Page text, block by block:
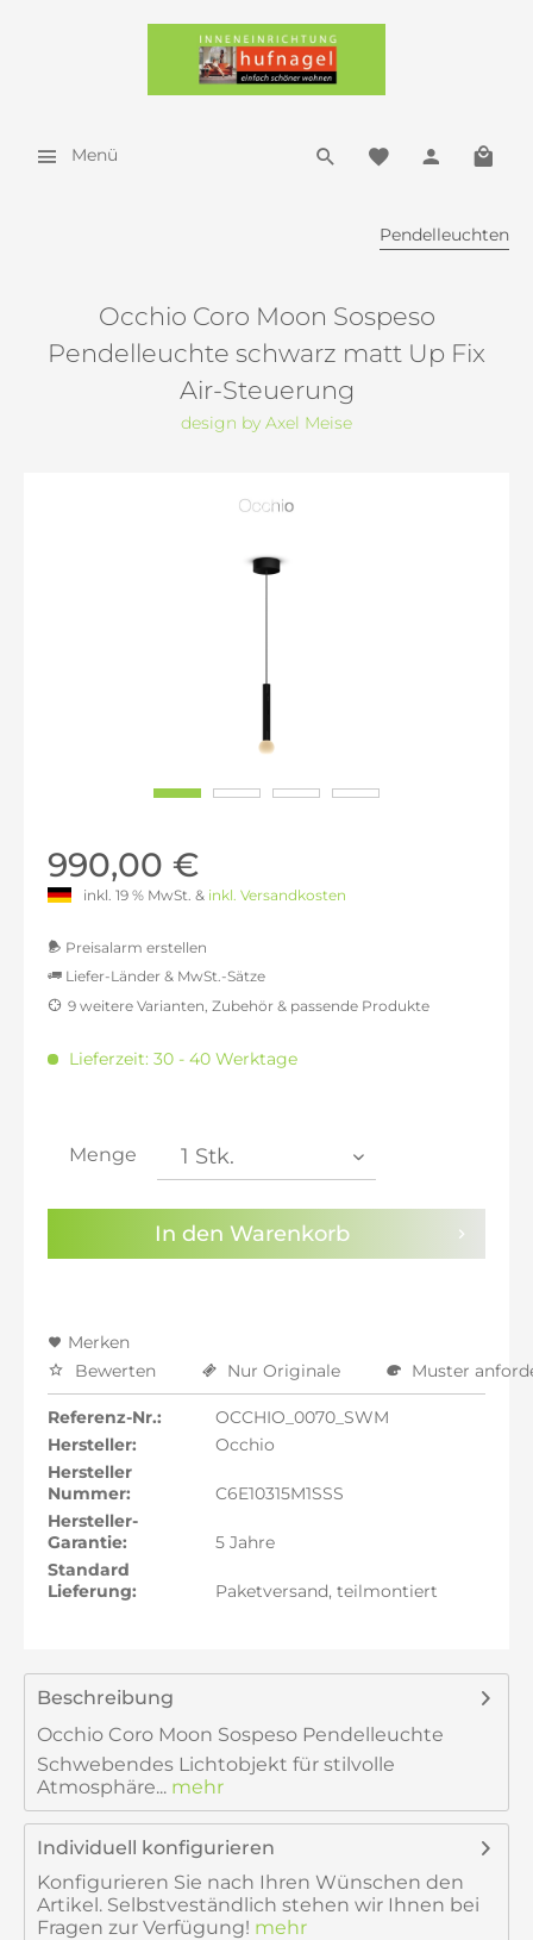
Menü
Pendelleuchten
Occhio Coro Moon Sospeso
Pendelleuchte schwarz matt Up Fix
Air-Steuerung
design by Axel Meise
990,00 €
inkl. 19 % MwSt. & inkl. Versandkosten
Preisalarm erstellen
Sie haben dieDatenschutzbestimmungenzur
Kenntnis genommen.
Liefer-Länder & MwSt.-Sätze
inkl. 16% MwSt.: 965,04 €
inkl. 21% MwSt.: 1.006,64 €
inkl. 22% MwSt.: 1.014,96 €
9 weitere Varianten, Zubehör & passende Produkte
Lieferzeit: 30 - 40 Werktage
Menge
In den Warenkorb
Merken
Bewerten
Nur Originale Muster
Referenz-Nr.:
OCCHIO_0070_SWM
Hersteller:
Occhio
Hersteller
Nummer:
C6E10315M1SSS
Hersteller-
Garantie:
5 Jahre
Standard
Lieferung:
Paketversand, teilmontiert
Beschreibung
Occhio Coro Moon Sospeso Pendelleuchte 
Schwebendes Lichtobjekt für stilvolle
Atmosphäre... mehr
Individuell konfigurieren
Konfigurieren Sie nach Ihren Wünschen den
Artikel. Selbstveständlich stehen wir Ihnen bei
Fragen zur Verfügung! mehr